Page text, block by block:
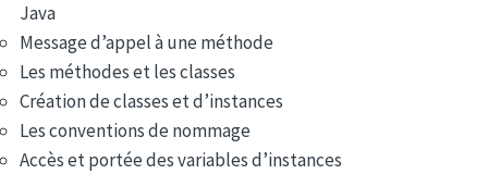
Java
Message d’appel à une méthode
Les méthodes et les classes
Création de classes et d’instances
Les conventions de nommage
Accès et portée des variables d’instances